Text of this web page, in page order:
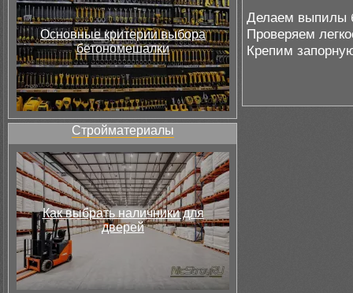
Основные критерии выбора
бетономешалки
Стройматериалы
Как выбрать наличники для
дверей
Делаем выпилы
Проверяем
Крепим